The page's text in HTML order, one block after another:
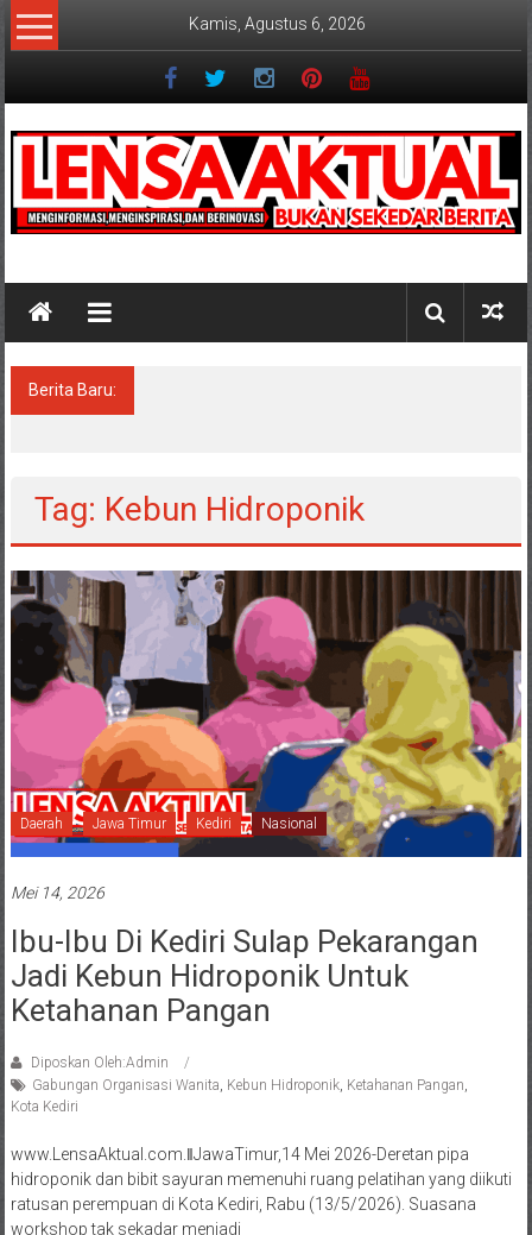
Lompat
ke
Kamis, Agustus 6, 2026
Berita Baru:
Tag: Kebun Hidroponik
Daerah Jawa Timur Kediri Nasional
Mei 14, 2026
Ibu-Ibu Di Kediri Sulap Pekarangan
Jadi Kebun Hidroponik Untuk
Ketahanan Pangan
Diposkan Oleh:Admin
Gabungan Organisasi Wanita Kebun Hidroponik, Ketahanan Pangan
Kota Kediri
www.LensaAktual.com.ǁJawaTimur,14 Mei 2026-Deretan pipa
hidroponik dan bibit sayuran memenuhi ruang pelatihan yang diikuti
ratusan perempuan di Kota Kediri, Rabu (13/5/2026). Suasana
workshop tak sekadar menjadi